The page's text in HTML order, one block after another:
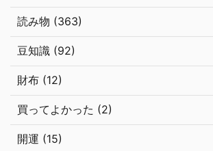
読み物 (363)
豆知識 (92)
財布 (12)
買ってよかった (2)
開運 (15)